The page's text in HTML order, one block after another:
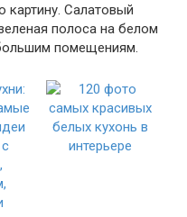
картину. Салатовый
полоса на белом
помещениям.